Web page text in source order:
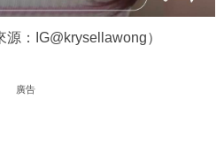
：IG@krysellawong）
廣告